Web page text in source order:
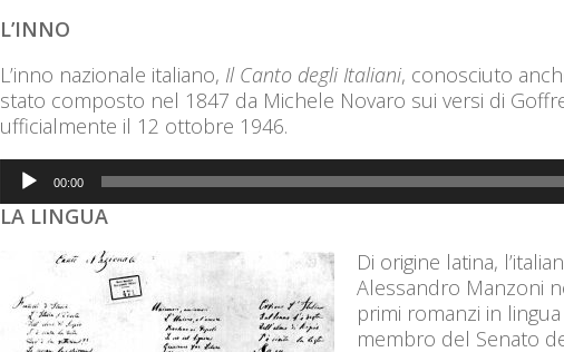
L’INNO
L’inno nazionale italiano, Il Canto degli Italiani, conosciuto
stato composto nel 1847 da Michele Novaro sui versi di
ufficialmente il 12 ottobre 1946.
Audio
Player
00:00
LA LINGUA
Di origine latina,
Alessandro Manzoni
primi romanzi in
membro del Senato